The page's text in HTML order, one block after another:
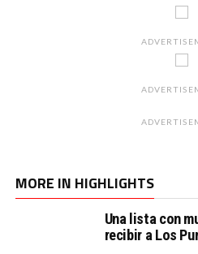
MORE IN HIGHLIGHTS
Una lista con
recibir a Los